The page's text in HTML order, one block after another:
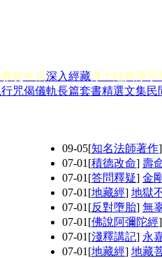
徒生活深入經藏淨土經典淨宗
咒偈儀軌長篇套書精選文集民
09-05[知名法師著作]
07-01 [積德改命] 壽
07-01 [答問釋疑] 金
07-01 [地藏經] 地獄
07-01 [反對墮胎] 無
07-01 [佛說阿彌陀經]
07-01 [淺釋講記] 永
07-01 [地藏經] 地藏